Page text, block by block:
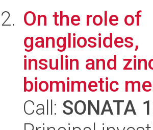
On the role of
gangliosides,
insulin and
biomimetic
Call: SONATA